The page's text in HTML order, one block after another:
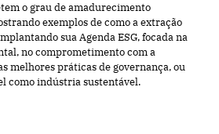
o grau de amadurecimento
exemplos de como a extração
sua Agenda ESG, focada na
no comprometimento com a
melhores práticas de governança, ou
como indústria sustentável.